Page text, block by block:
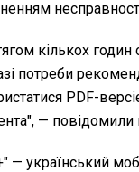
кількох годин
потреби
PDF-
— повідомили
— український